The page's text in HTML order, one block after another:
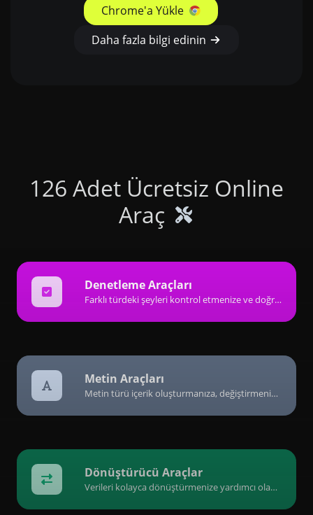
Chrome'a Yükle
Daha fazla bilgi edinin
126 Adet Ücretsiz Online
Araç
Denetleme Araçları
Farklı türdeki şeyleri kontrol etmenize ve doğrulamanıza yardımcı olacak harika denetleyici tipi araçlardan oluşan bir koleksiyon.
Metin Araçları
Metin türü içerik oluşturmanıza, değiştirmenize ve geliştirmenize yardımcı olacak, metin içeriğiyle ilgili araçlardan oluşan bir koleksiyon.
Dönüştürücü Araçlar
Verileri kolayca dönüştürmenize yardımcı olan bir araç koleksiyonu.